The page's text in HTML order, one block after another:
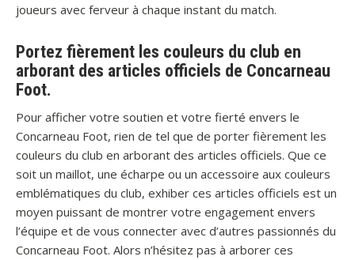
joueurs avec ferveur à chaque instant du match.
Portez fièrement les couleurs du club en
arborant des articles officiels de Concarneau
Foot.
Pour afficher votre soutien et votre fierté envers le
Concarneau Foot, rien de tel que de porter fièrement les
couleurs du club en arborant des articles officiels. Que ce
soit un maillot, une écharpe ou un accessoire aux couleurs
emblématiques du club, exhiber ces articles officiels est un
moyen puissant de montrer votre engagement envers
l’équipe et de vous connecter avec d’autres passionnés du
Concarneau Foot. Alors n’hésitez pas à arborer ces